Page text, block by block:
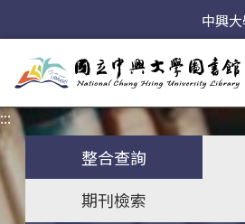
中興
:::
整合查詢
期刊檢索